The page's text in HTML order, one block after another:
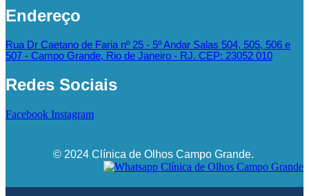
Endereço
Rua Dr Caetano de Faria nº 25 - 5º Andar Salas 504, 505, 506 e
507 - Campo Grande, Rio de Janeiro - RJ. CEP: 23052 010
Redes Sociais
Facebook Instagram
© 2024 Clínica de Olhos Campo Grande.